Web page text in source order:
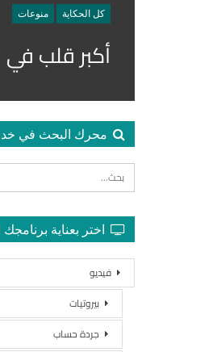
كل الحكاية منوعات
أكبر قلب
محرك البحث في
اختر بعناية
فيديو
بيروتيات
جردة حساب